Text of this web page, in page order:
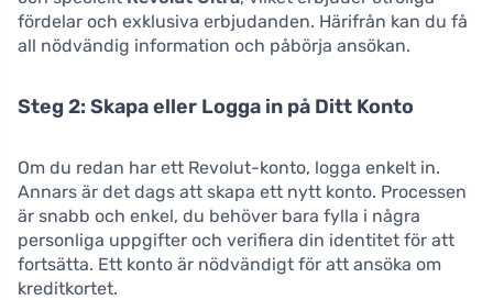
fördelar och exklusiva erbjudanden. Härifrån kan du få
all nödvändig information och påbörja ansökan.
Steg 2: Skapa eller Logga in på Ditt Konto
Om du redan har ett Revolut-konto, logga enkelt in.
Annars är det dags att skapa ett nytt konto. Processen
är snabb och enkel, du behöver bara fylla i några
personliga uppgifter och verifiera din identitet för att
fortsätta. Ett konto är nödvändigt för att ansöka om
kreditkortet.